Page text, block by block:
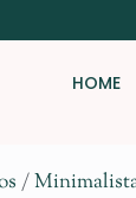
HOME
/